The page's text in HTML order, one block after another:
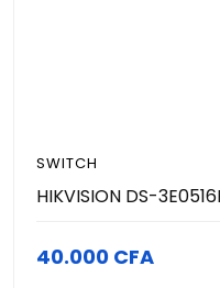
SWITCH
40.000 CFA